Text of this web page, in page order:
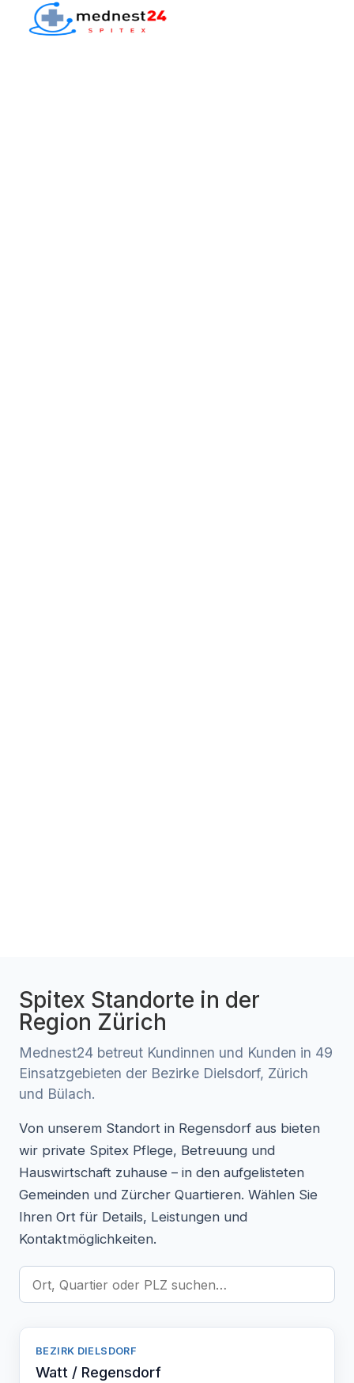
Spitex Standorte in der
Region Zürich
Mednest24 betreut Kundinnen und Kunden in 49
Einsatzgebieten der Bezirke Dielsdorf, Zürich
und Bülach.
Von unserem Standort in Regensdorf aus bieten
wir private Spitex Pflege, Betreuung und
Hauswirtschaft zuhause – in den aufgelisteten
Gemeinden und Zürcher Quartieren. Wählen Sie
Ihren Ort für Details, Leistungen und
Kontaktmöglichkeiten.
BEZIRK DIELSDORF
Watt / Regensdorf